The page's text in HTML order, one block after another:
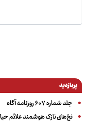
پربازدید
جلد شماره ۶۰۷ روزنامه آگاه
نخ‌های نازک هوشمند علائم